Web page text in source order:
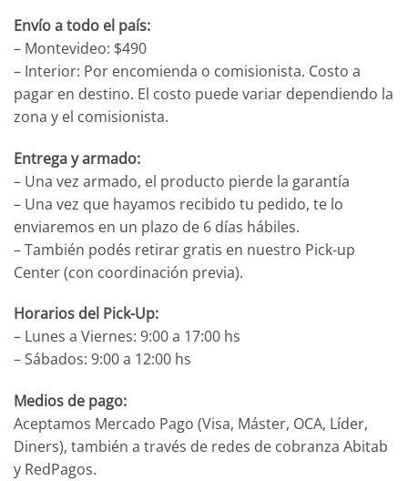
Envío a todo el país:
– Montevideo: $490
– Interior: Por encomienda o comisionista. Costo a
pagar en destino. El costo puede variar dependiendo la
zona y el comisionista.
Entrega y armado:
– Una vez armado, el producto pierde la garantía
– Una vez que hayamos recibido tu pedido, te lo
enviaremos en un plazo de 6 días hábiles.
– También podés retirar gratis en nuestro Pick-up
Center (con coordinación previa).
Horarios del Pick-Up:
– Lunes a Viernes: 9:00 a 17:00 hs
– Sábados: 9:00 a 12:00 hs
Medios de pago:
Aceptamos Mercado Pago (Visa, Máster, OCA, Líder,
Diners), también a través de redes de cobranza Abitab
y RedPagos.